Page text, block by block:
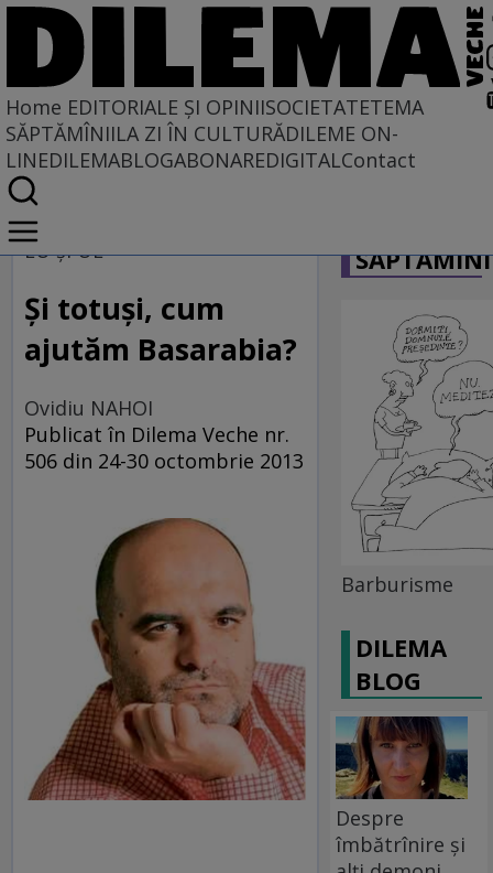
Home EDITORIALE ȘI OPINIISOCIETATETEMA
SĂPTĂMÎNIILA ZI ÎN CULTURĂDILEME ON-
LINEDILEMABLOGABONAREDIGITALContact
Home
EDITORIALE ȘI OPINII
PE CE LUME TRĂIM
EU și UE
Şi totuşi, cum
ajutăm Basarabia?
Ovidiu NAHOI
Publicat în Dilema Veche nr.
506 din 24-30 octombrie 2013
Barburisme
DILEMA
BLOG
Despre
îmbătrînire și